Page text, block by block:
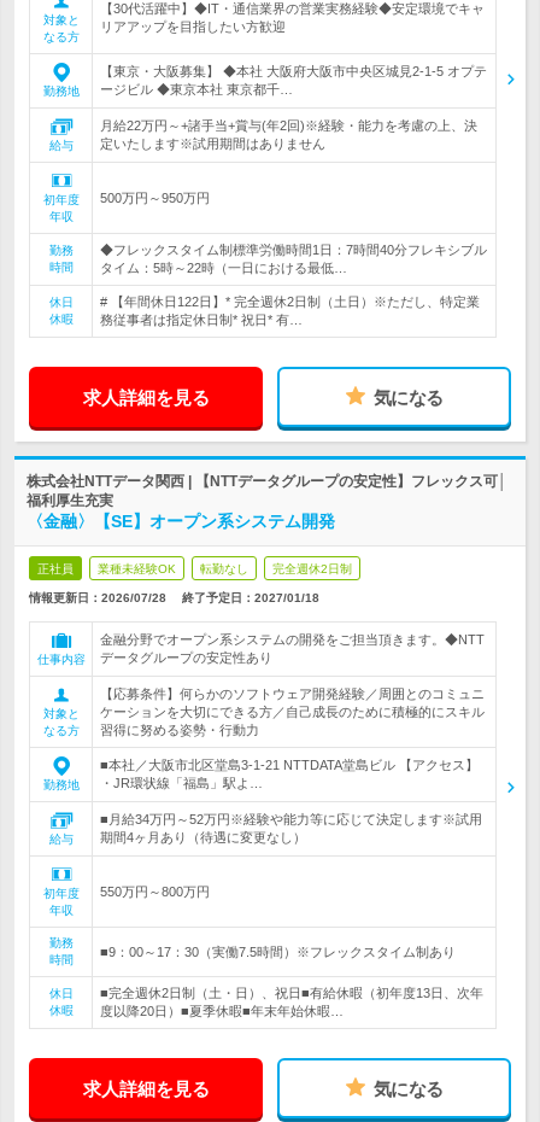
対象と
なる方
【30代活躍中】◆IT・通信業界の営業実務経験◆安定環境でキャ
リアアップを目指したい方歓迎
勤務地
【東京・大阪募集】 ◆本社 大阪府大阪市中央区城見2-1-5 オプテ
ージビル ◆東京本社 東京都千…
給与
月給22万円～+諸手当+賞与(年2回)※経験・能力を考慮の上、決
定いたします※試用期間はありません
初年度
年収
500万円～950万円
勤務
時間
◆フレックスタイム制標準労働時間1日：7時間40分フレキシブル
タイム：5時～22時（一日における最低…
休日
休暇
# 【年間休日122日】* 完全週休2日制（土日）※ただし、特定業
務従事者は指定休日制* 祝日* 有…
求人詳細を見る 気になる
株式会社NTTデータ関西 | 【NTTデータグループの安定性】フレックス可│
福利厚生充実
〈金融〉【SE】オープン系システム開発
正社員 業種未経験OK 転勤なし 完全週休2日制
情報更新日：2026/07/28 終了予定日： 2027/01/18
仕事内容
金融分野でオープン系システムの開発をご担当頂きます。◆NTT
データグループの安定性あり
対象と
なる方
【応募条件】何らかのソフトウェア開発経験／周囲とのコミュニ
ケーションを大切にできる方／自己成長のために積極的にスキル
習得に努める姿勢・行動力
勤務地
■本社／大阪市北区堂島3-1-21 NTTDATA堂島ビル 【アクセス】
・JR環状線「福島」駅よ…
給与
■月給34万円～52万円※経験や能力等に応じて決定します※試用
期間4ヶ月あり（待遇に変更なし）
初年度
年収
550万円～800万円
勤務
時間
■9：00～17：30（実働7.5時間）※フレックスタイム制あり
休日
休暇
■完全週休2日制（土・日）、祝日■有給休暇（初年度13日、次年
度以降20日）■夏季休暇■年末年始休暇…
求人詳細を見る 気になる